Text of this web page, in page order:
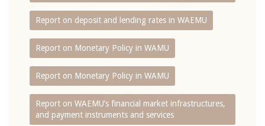
Report on deposit and lending rates in WAEMU
Report on Monetary Policy in WAMU
Report on Monetary Policy in WAMU
Report on WAEMU’s financial market infrastructures,
and payment instruments and services